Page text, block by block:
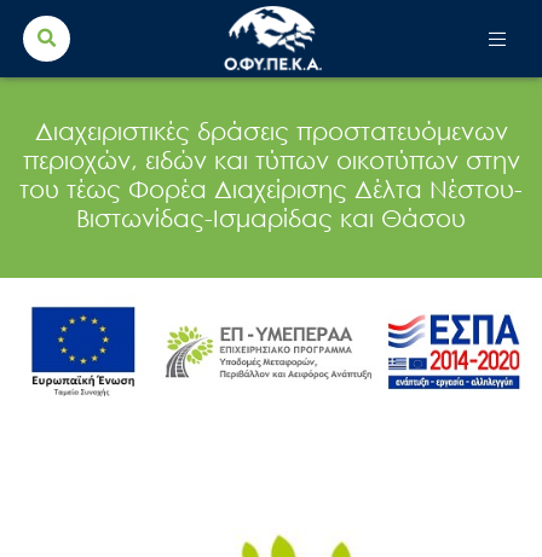
Search
for:
Διαχειριστικές δράσεις προστατευόμενων
περιοχών, ειδών και τύπων οικοτύπων στην
του τέως Φορέα Διαχείρισης Δέλτα Νέστου-
Βιστωνίδας-Ισμαρίδας και Θάσου